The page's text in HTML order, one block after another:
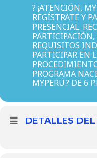
? ¡ATENCIÓN,
REGÍSTRATE Y
PRESENCIAL.
PARTICIPACIÓN,
REQUISITOS
PARTICIPAR EN
PROGRAMA
MYPERÚ.? DE 6
DETALLES